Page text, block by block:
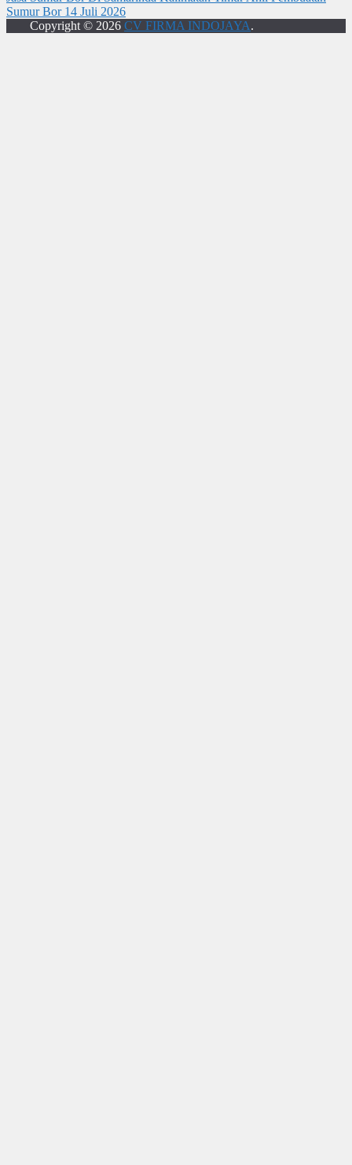
Sumur Bor 14 Juli 2026
Copyright © 2026 CV FIRMA INDOJAYA.